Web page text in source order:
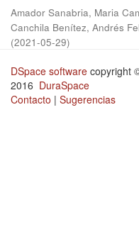
Amador Sanabria, Maria
Canchila Benítez, Andrés
(2021-05-29)
DSpace software copyright
2016 DuraSpace
Contacto | Sugerencias